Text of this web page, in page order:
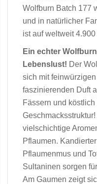
Wolfburn Batch 177
und in natürlicher
ist auf weltweit
Ein echter
Lebenslust! Der
sich mit
faszinierenden Duft
Fässern und
vielschichtige
Pflaumen.
Pflaumenmus und
Sultaninen sorgen
Am Gaumen zeigt